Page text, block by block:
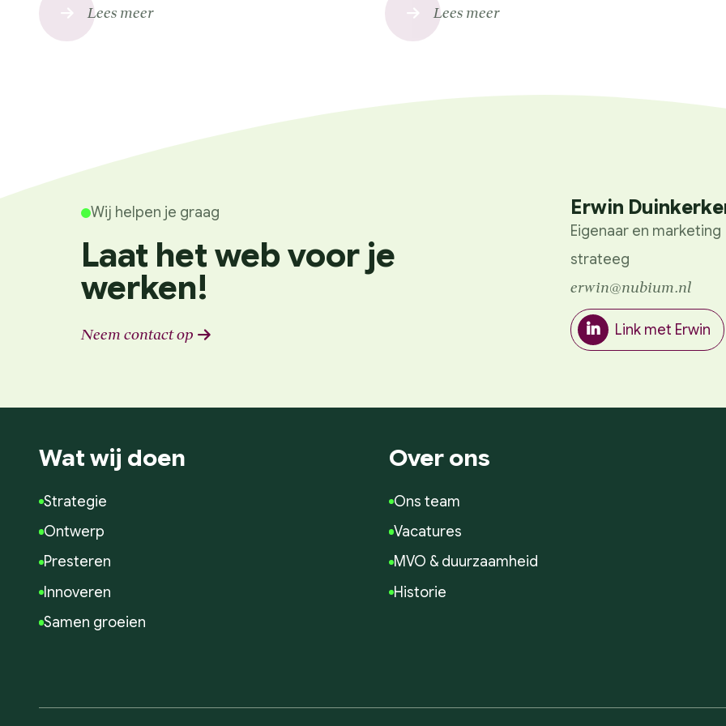
Lees meer Lees meer
Wij helpen je graag
Laat het web voor je
werken!
Neem contact op
Erwin
Eigenaar en marketing
strateeg
erwin@nubium.nl
Link met Erwin
Wat wij doen
Strategie
Ontwerp
Presteren
Innoveren
Samen groeien
Over ons
Ons team
Vacatures
MVO & duurzaamheid
Historie